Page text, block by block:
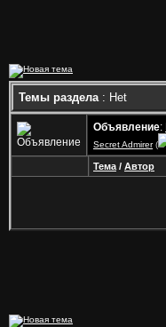
Темы раздела: Het
Объявление:
Secret Admirer(
Тема / Автор